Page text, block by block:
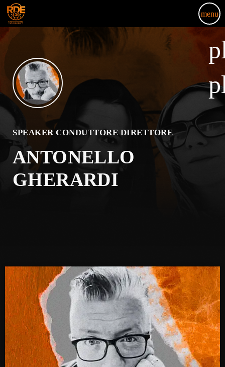
menu
SPEAKER CONDUTTORE DIRETTORE
ANTONELLO
GHERARDI